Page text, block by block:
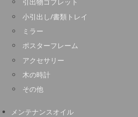
小引出し/書類トレイ
ミラー
ポスターフレーム
アクセサリー
木の時計
その他
メンテナンスオイル